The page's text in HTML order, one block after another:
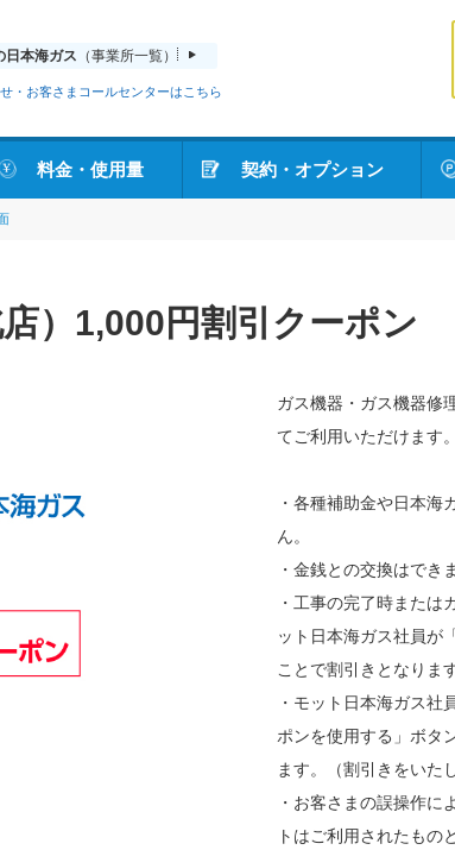
日本海ガス （事業所一覧）
・お客さまコールセンターはこちら
料金・使用量 契約・オプション
）1,000円割引クーポン
ガス機器・ガス機器修
てご利用いただけます。
・各種補助金や日本海
ん。
・金銭との交換はでき
・工事の完了時または
ット日本海ガス社員が
ことで割引きとなります
・モット日本海ガス社
ポンを使用する」ボタ
ます。（割引きをいた
・お客さまの誤操作に
トはご利用されたもの